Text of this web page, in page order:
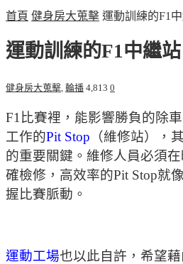
首頁 健身房大蒐擊 運動訓練的F1
運動訓練的F1中繼
健身房大蒐擊 輪播 4,813 0
F1比賽裡，能影響勝負的除
工作的Pit Stop （維修站），
的重要關鍵。維修人員必須
確檢修，高效率的Pit Stop就
握比賽脈動。
運動工場也以此自許，希望